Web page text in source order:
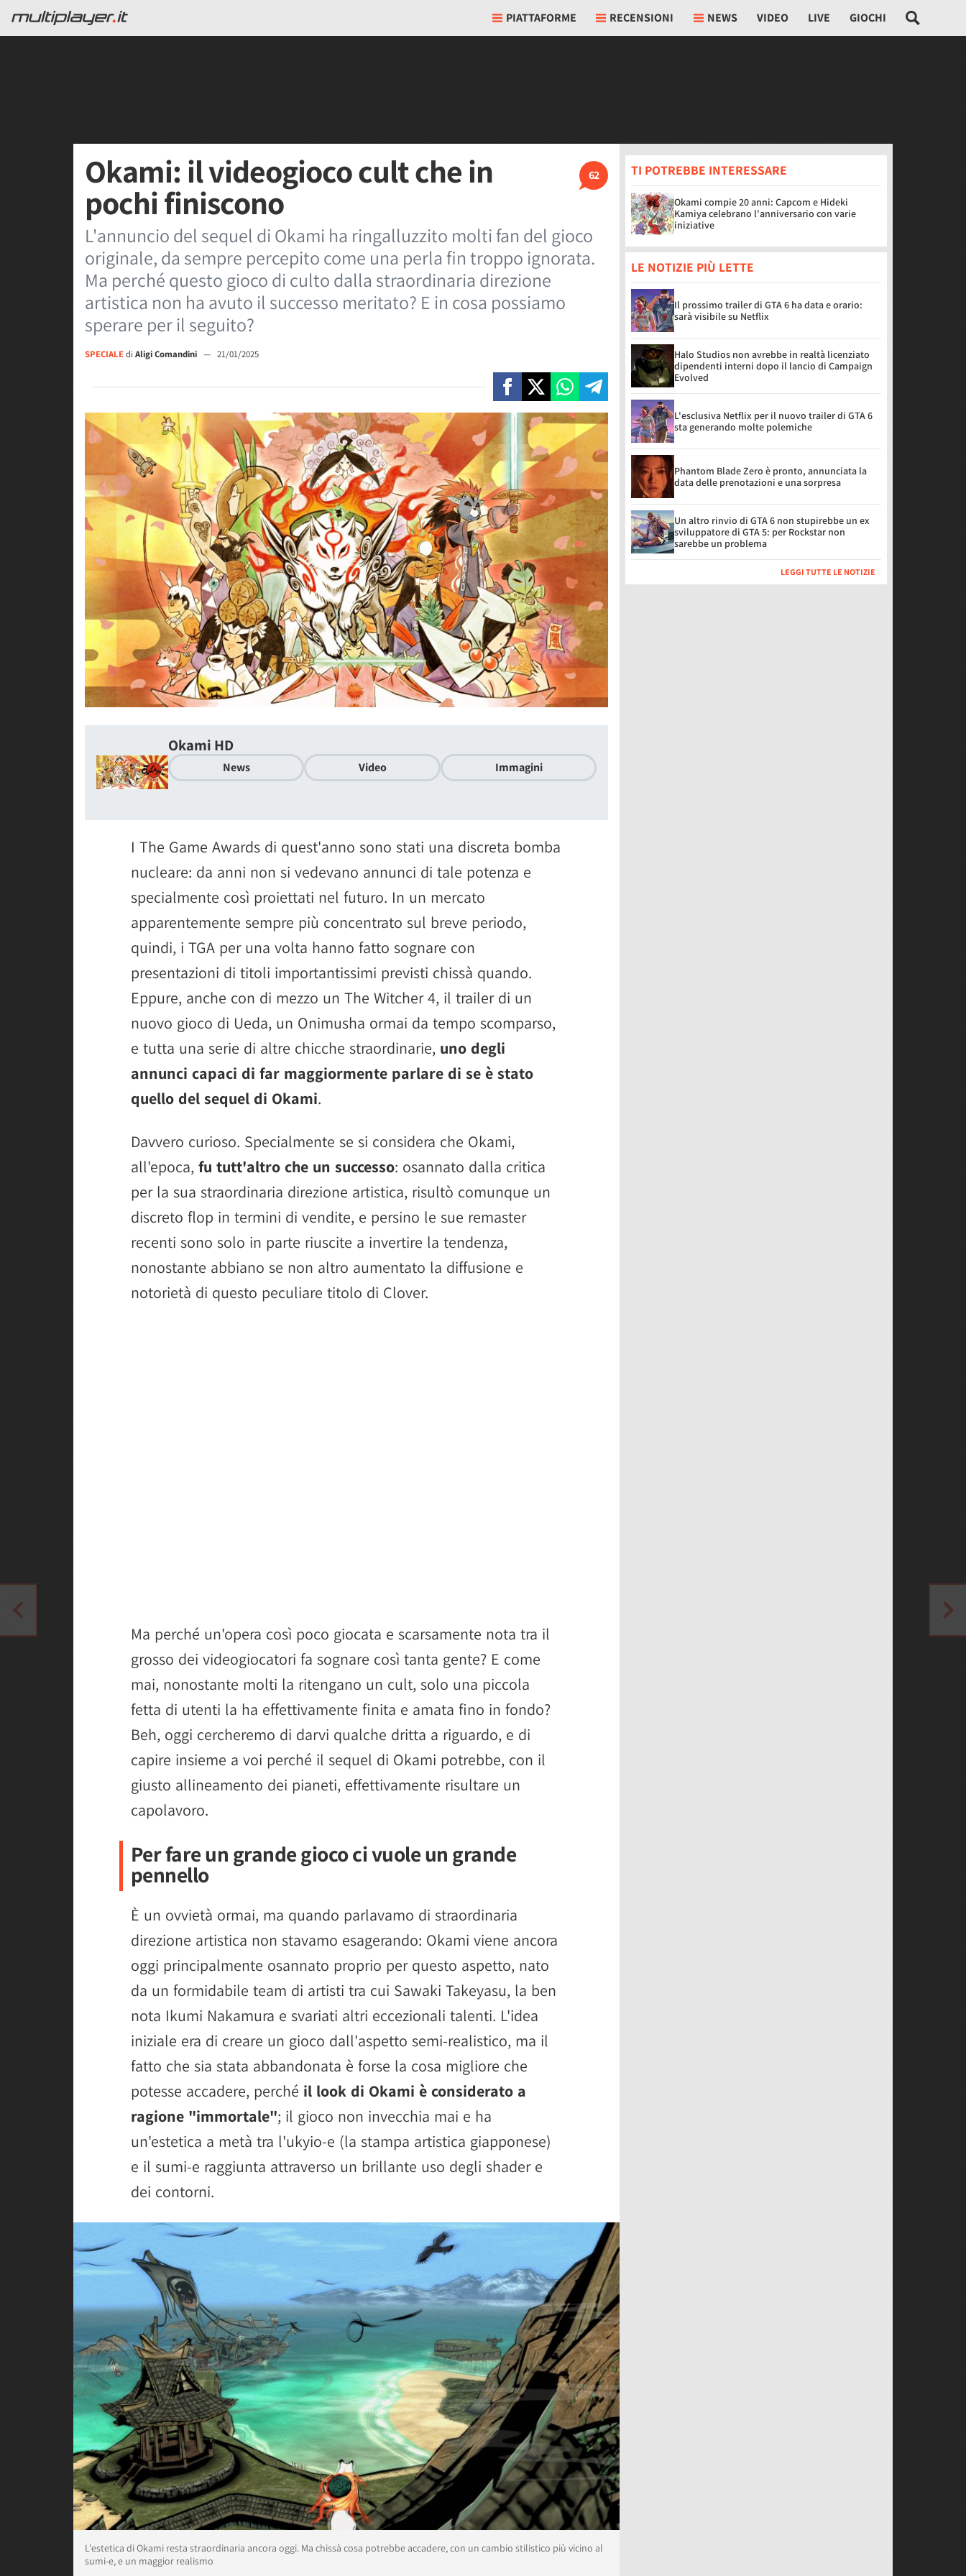
PIATTAFORME RECENSIONI NEWS VIDEO LIVE GIOCHI
62
Okami: il videogioco cult che in
pochi finiscono
L'annuncio del sequel di Okami ha ringalluzzito molti fan del gioco
originale, da sempre percepito come una perla fin troppo ignorata.
Ma perché questo gioco di culto dalla straordinaria direzione
artistica non ha avuto il successo meritato? E in cosa possiamo
sperare per il seguito?
SPECIALEdi Aligi Comandini — 21/01/2025
Okami HD
News Video Immagini
I The Game Awards di quest'anno sono stati una discreta bomba
nucleare: da anni non si vedevano annunci di tale potenza e
specialmente così proiettati nel futuro. In un mercato
apparentemente sempre più concentrato sul breve periodo,
quindi, i TGA per una volta hanno fatto sognare con
presentazioni di titoli importantissimi previsti chissà quando.
Eppure, anche con di mezzo un The Witcher 4, il trailer di un
nuovo gioco di Ueda, un Onimusha ormai da tempo scomparso,
e tutta una serie di altre chicche straordinarie, uno degli
annunci capaci di far maggiormente parlare di se è stato
quello del sequel di Okami.
Davvero curioso. Specialmente se si considera che Okami,
all'epoca, fu tutt'altro che un successo: osannato dalla critica
per la sua straordinaria direzione artistica, risultò comunque un
discreto flop in termini di vendite, e persino le sue remaster
recenti sono solo in parte riuscite a invertire la tendenza,
nonostante abbiano se non altro aumentato la diffusione e
notorietà di questo peculiare titolo di Clover.
Ma perché un'opera così poco giocata e scarsamente nota tra il
grosso dei videogiocatori fa sognare così tanta gente? E come
mai, nonostante molti la ritengano un cult, solo una piccola
fetta di utenti la ha effettivamente finita e amata fino in fondo?
Beh, oggi cercheremo di darvi qualche dritta a riguardo, e di
capire insieme a voi perché il sequel di Okami potrebbe, con il
giusto allineamento dei pianeti, effettivamente risultare un
capolavoro.
Per fare un grande gioco ci vuole un grande
pennello
È un ovvietà ormai, ma quando parlavamo di straordinaria
direzione artistica non stavamo esagerando: Okami viene ancora
oggi principalmente osannato proprio per questo aspetto, nato
da un formidabile team di artisti tra cui Sawaki Takeyasu, la ben
nota Ikumi Nakamura e svariati altri eccezionali talenti. L'idea
iniziale era di creare un gioco dall'aspetto semi-realistico, ma il
fatto che sia stata abbandonata è forse la cosa migliore che
potesse accadere, perché il look di Okami è considerato a
ragione "immortale"; il gioco non invecchia mai e ha
un'estetica a metà tra l'ukyio-e (la stampa artistica giapponese)
e il sumi-e raggiunta attraverso un brillante uso degli shader e
dei contorni.
L'estetica di Okami resta straordinaria ancora oggi. Ma chissà cosa potrebbe accadere, con un cambio stilistico più vicino al
sumi-e, e un maggior realismo
TI POTREBBE INTERESSARE
Okami compie 20 anni: Capcom e Hideki
Kamiya celebrano l'anniversario con varie
iniziative
LE NOTIZIE PIÙ LETTE
Il prossimo trailer di GTA 6 ha data e orario:
sarà visibile su Netflix
Halo Studios non avrebbe in realtà licenziato
dipendenti interni dopo il lancio di Campaign
Evolved
L'esclusiva Netflix per il nuovo trailer di GTA 6
sta generando molte polemiche
Phantom Blade Zero è pronto, annunciata la
data delle prenotazioni e una sorpresa
Un altro rinvio di GTA 6 non stupirebbe un ex
sviluppatore di GTA 5: per Rockstar non
sarebbe un problema
LEGGI TUTTE LE NOTIZIE